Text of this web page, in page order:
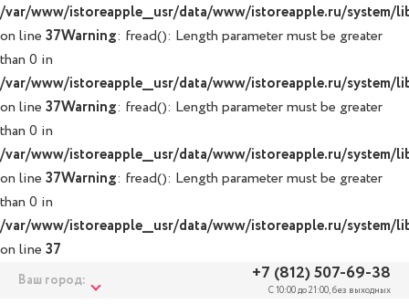
/var/www/istoreapple__usr/data/www/istoreapple.ru/system/
on line 37Warning: fread(): Length parameter must be greater
than 0 in
/var/www/istoreapple__usr/data/www/istoreapple.ru/system/
on line 37Warning: fread(): Length parameter must be greater
than 0 in
/var/www/istoreapple__usr/data/www/istoreapple.ru/system/
on line 37Warning: fread(): Length parameter must be greater
than 0 in
/var/www/istoreapple__usr/data/www/istoreapple.ru/system/
on line 37
Ваш город: +7 (812) 507-69-38
С 10:00 до 21:00, без выходных